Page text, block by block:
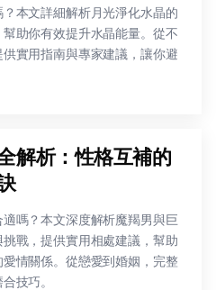
本文詳細解析月光淨化水晶的
助你有效提升水晶能量。從不
實用指南與專家建議，讓你避
解析：性格互補的
嗎？本文深度解析魔羯男與巨
戰，提供實用相處建議，幫助
情關係。從戀愛到婚姻，完整
技巧。